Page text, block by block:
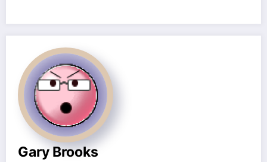
Gary Brooks